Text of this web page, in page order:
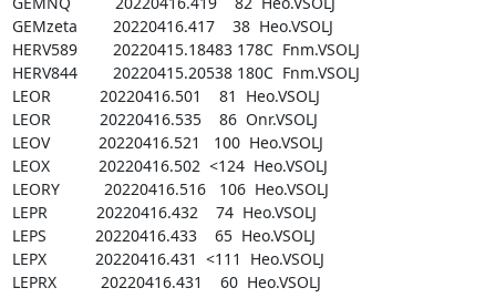
GEMzeta        20220416.417    38  Heo.VSOLJ
HERV589        20220415.18483 178C  Fnm.VSOLJ
HERV844        20220415.20538 180C  Fnm.VSOLJ
LEOR           20220416.501    81  Heo.VSOLJ
LEOR           20220416.535    86  Onr.VSOLJ
LEOV           20220416.521   100  Heo.VSOLJ
LEOX           20220416.502  <124  Heo.VSOLJ
LEORY          20220416.516   106  Heo.VSOLJ
LEPR           20220416.432    74  Heo.VSOLJ
LEPS           20220416.433    65  Heo.VSOLJ
LEPX           20220416.431  <111  Heo.VSOLJ
LEPRX          20220416.431    60  Heo.VSOLJ